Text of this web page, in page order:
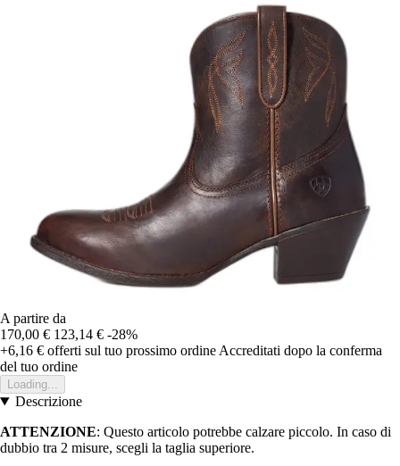
A partire da
170,00 € 123,14 € -28%
+6,16 € offerti sul tuo prossimo ordine Accreditati dopo la conferma
del tuo ordine
Loading...
Descrizione
ATTENZIONE: Questo articolo potrebbe calzare piccolo. In caso di
dubbio tra 2 misure, scegli la taglia superiore.